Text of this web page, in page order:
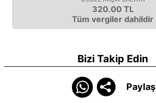
320.00 TL
Tüm vergiler dahildir
Bizi Takip Edin
Paylaş